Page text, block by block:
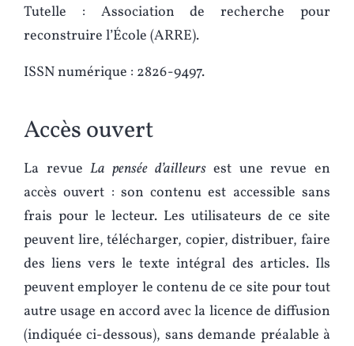
Tutelle : Association de recherche pour
reconstruire l’École (ARRE).
ISSN numérique : 2826-9497.
Accès ouvert
La revueLa pensée d’ailleursest une revue en
accès ouvert : son contenu est accessible sans
frais pour le lecteur. Les utilisateurs de ce site
peuvent lire, télécharger, copier, distribuer, faire
des liens vers le texte intégral des articles. Ils
peuvent employer le contenu de ce site pour tout
autre usage en accord avec la licence de diffusion
(indiquée ci-dessous), sans demande préalable à